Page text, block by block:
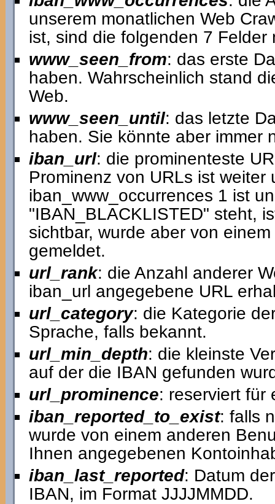
unserem monatlichen Web
ist, sind die folgenden 7 Felder
www_seen_from: das erste
haben. Wahrscheinlich stand
Web.
www_seen_until: das letzte
haben. Sie könnte aber immer
iban_url: die prominenteste
Prominenz von URLs ist weiter
iban_www_occurrences 1 ist
"IBAN_BLACKLISTED" steht,
sichtbar, wurde aber von
gemeldet.
url_rank: die Anzahl anderer
iban_url angegebene URL
url_category: die Kategorie
Sprache, falls bekannt.
url_min_depth: die kleinste
auf der die IBAN gefunden
url_prominence: reserviert für
iban_reported_to_exist: falls
wurde von einem anderen
Ihnen angegebenen
iban_last_reported: Datum
IBAN, im Format JJJJMMDD.